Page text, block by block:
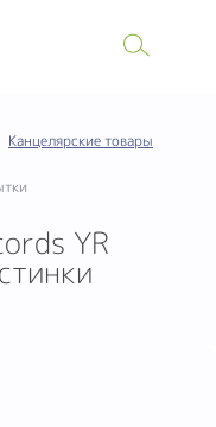
Канцелярские товары
YR